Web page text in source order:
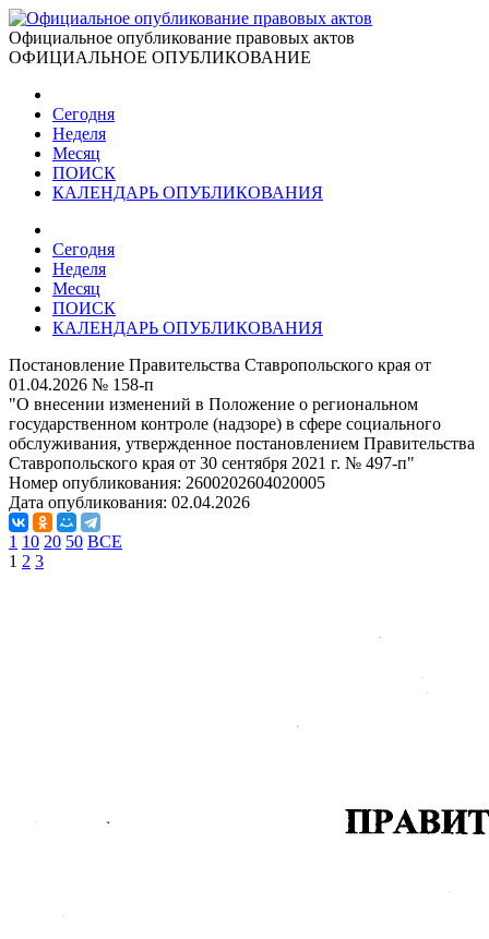
Официальное опубликование правовых актов
ОФИЦИАЛЬНОЕ ОПУБЛИКОВАНИЕ
Сегодня
Неделя
Месяц
ПОИСК
КАЛЕНДАРЬ ОПУБЛИКОВАНИЯ
Сегодня
Неделя
Месяц
ПОИСК
КАЛЕНДАРЬ ОПУБЛИКОВАНИЯ
Постановление Правительства Ставропольского края от
01.04.2026 № 158-п
"О внесении изменений в Положение о региональном
государственном контроле (надзоре) в сфере социального
обслуживания, утвержденное постановлением Правительства
Ставропольского края от 30 сентября 2021 г. № 497-п"
Номер опубликования: 2600202604020005
Дата опубликования: 02.04.2026
1 10 20 50 ВСЕ
1 2 3